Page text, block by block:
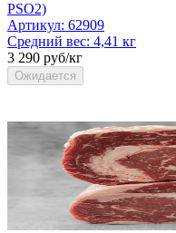
PSO2)
Артикул: 62909
Средний вес: 4,41 кг
3 290 руб/кг
Ожидается